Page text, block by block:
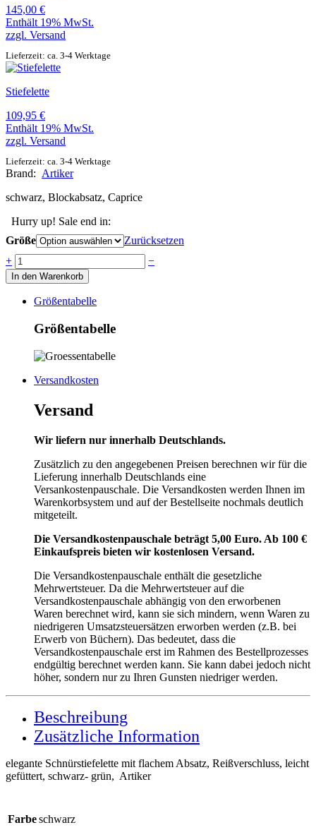
145,00 €
Enthält 19% MwSt.
zzgl. Versand
Lieferzeit: ca. 3-4 Werktage
Stiefelette
109,95 €
Enthält 19% MwSt.
zzgl. Versand
Lieferzeit: ca. 3-4 Werktage
Brand: Artiker
schwarz, Blockabsatz, Caprice
Hurry up! Sale end in:
Größe
Zurücksetzen
Anzahl
+ −
In den Warenkorb
Größentabelle
Größentabelle
Versandkosten
Versand
Wir liefern nur innerhalb Deutschlands.
Zusätzlich zu den angegebenen Preisen berechnen wir für die
Lieferung innerhalb Deutschlands eine
Versankostenpauschale. Die Versandkosten werden Ihnen im
Warenkorbsystem und auf der Bestellseite nochmals deutlich
mitgeteilt.
Die Versandkostenpauschale beträgt 5,00 Euro. Ab 100 €
Einkaufspreis bieten wir kostenlosen Versand.
Die Versandkostenpauschale enthält die gesetzliche
Mehrwertsteuer. Da die Mehrwertsteuer auf die
Versandkostenpauschale abhängig von den erworbenen
Waren berechnet wird, kann sie sich mindern, wenn Waren zu
niedrigeren Umsatzsteuersätzen erworben werden (z.B. bei
Erwerb von Büchern). Das bedeutet, dass die
Versandkostenpauschale erst im Rahmen des Bestellprozesses
endgültig berechnet werden kann. Sie kann dabei jedoch nicht
höher, sondern nur zu Ihren Gunsten niedriger werden.
Beschreibung
Zusätzliche Information
elegante Schnürstiefelette mit flachem Absatz, Reißverschluss, leicht
gefüttert, schwarz- grün, Artiker
Farbeschwarz